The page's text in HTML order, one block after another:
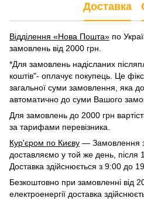
Доставка
Відділення «Нова Пошта» по
замовлень від 2000 грн.
*Для замовлень надісланих
коштів"- оплачує покупець. Це
загальної суми замовлення, яка
автоматично до суми Вашого
Для замовлень до 2000 грн
за тарифами перевізника.
Кур'єром по Києву — Замовлення
доставляємо у той же день, після
Доставка здійснюється з 9:00 до
Безкоштовно при замовленні від
електроенергії доставка